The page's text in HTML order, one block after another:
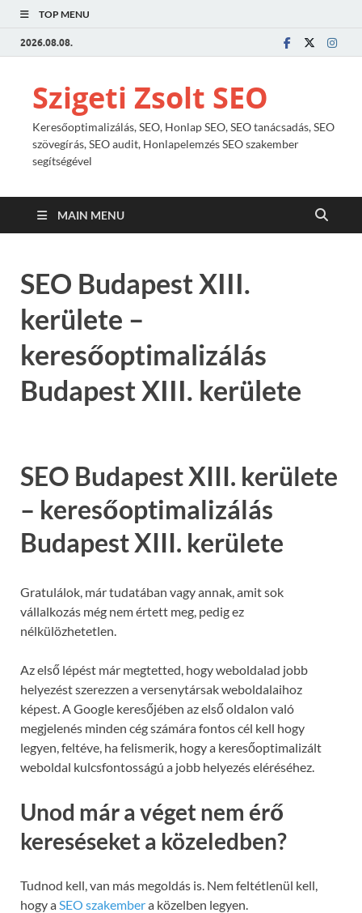
TOP MENU
2026.08.08.
Szigeti Zsolt SEO
Keresőoptimalizálás, SEO, Honlap SEO, SEO tanácsadás, SEO
szövegírás, SEO audit, Honlapelemzés SEO szakember
segítségével
MAIN MENU
SEO Budapest XIII.
kerülete –
keresőoptimalizálás
Budapest XIII. kerülete
SEO Budapest XIII. kerülete
– keresőoptimalizálás
Budapest XIII. kerülete
Gratulálok, már tudatában vagy annak, amit sok
vállalkozás még nem értett meg, pedig ez
nélkülözhetetlen.
Az első lépést már megtetted, hogy weboldalad jobb
helyezést szerezzen a versenytársak weboldalaihoz
képest. A Google keresőjében az első oldalon való
megjelenés minden cég számára fontos cél kell hogy
legyen, feltéve, ha felismerik, hogy a keresőoptimalizált
weboldal kulcsfontosságú a jobb helyezés eléréséhez.
Unod már a véget nem érő
kereséseket a közeledben?
Tudnod kell, van más megoldás is. Nem feltétlenül kell,
hogy aSEO szakembera közelben legyen.